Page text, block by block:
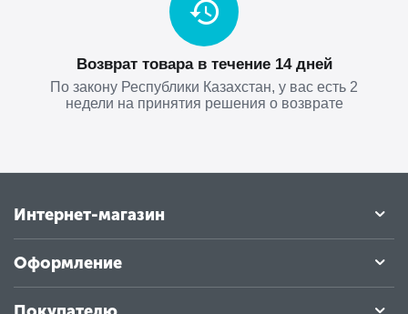
Возврат товара в течение 14 дней
По закону Республики Казахстан, у вас есть 2
недели на принятия решения о возврате
Интернет-магазин
Оформление